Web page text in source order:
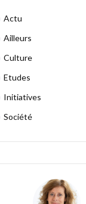
Actu
Ailleurs
Culture
Etudes
Initiatives
Société